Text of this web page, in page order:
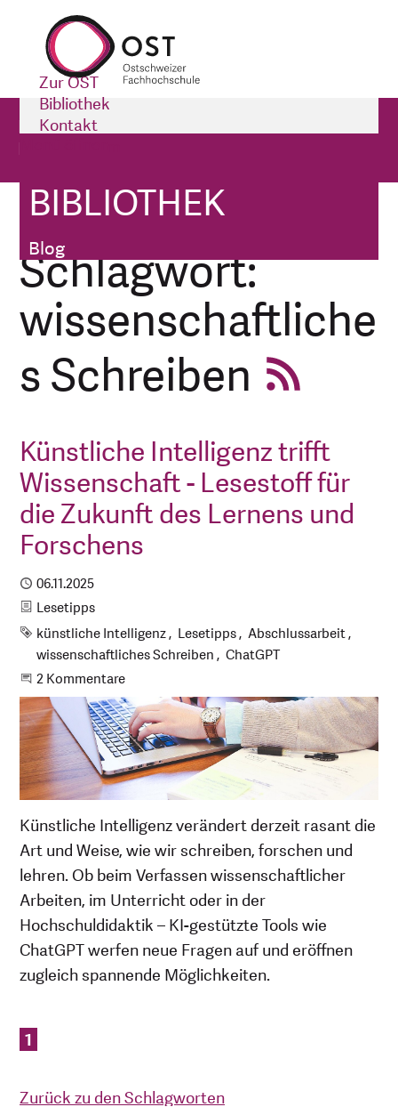
Zur OST
Bibliothek
Kontakt
BIBLIOTHEK
Blog
Bibliothek
Bibliothek
Schlagwort:
wissenschaftliche
s Schreiben
Künstliche Intelligenz trifft
Wissenschaft - Lesestoff für
die Zukunft des Lernens und
Forschens
Publiziert
06.11.2025
Kategorie
Lesetipps
Schlagworte
künstliche Intelligenz Lesetipps
Abschlussarbeit
wissenschaftliches Schreiben
ChatGPT
An der Unterhaltung teilnehmen
2 Kommentare
Künstliche Intelligenz verändert derzeit rasant die
Art und Weise, wie wir schreiben, forschen und
lehren. Ob beim Verfassen wissenschaftlicher
Arbeiten, im Unterricht oder in der
Hochschuldidaktik – KI-gestützte Tools wie
ChatGPT werfen neue Fragen auf und eröffnen
zugleich spannende Möglichkeiten.
1
Zurück zu den Schlagworten